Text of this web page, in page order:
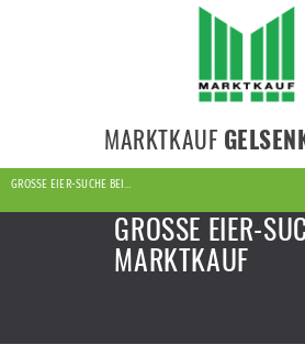
MARKTKAUF
GROSSE EIER-SUCHE BEI…
GROSSE EIER-
MARKTKAUF